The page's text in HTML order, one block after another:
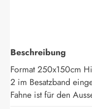
Beschreibung
Format 250x150cm
2 im Besatzband
Fahne ist für den